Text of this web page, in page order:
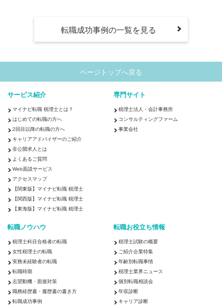
転職成功事例の一覧を見る
ページトップへ戻る
サービス紹介
マイナビ転職 税理士とは？
はじめての転職の方へ
2回目以降の転職の方へ
キャリアアドバイザーのご紹介
非公開求人とは
よくあるご質問
Web面談サービス
アクセスマップ
【関東版】マイナビ転職 税理士
【関西版】マイナビ転職 税理士
【東海版】マイナビ転職 税理士
専門サイト
税理士法人・会計事務所
コンサルティングファーム
事業会社
転職ノウハウ
税理士科目合格者の転職
女性税理士の転職
実務未経験者の転職
転職時期
志望動機・面接対策
職務経歴書・履歴書の書き方
転職成功事例
転職お役立ち情報
税理士試験の概要
ご紹介企業特集
年齢別転職事情
税理士業界ニュース
個別転職相談会
年収診断
キャリア診断